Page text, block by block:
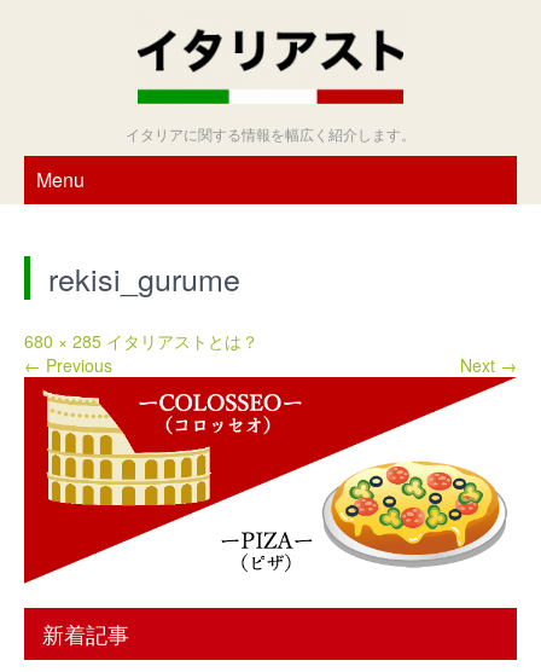
イタリアに関する情報を幅広く紹介します。
Menu
rekisi_gurume
680 × 285 イタリアストとは？
← Previous
Next →
新着記事